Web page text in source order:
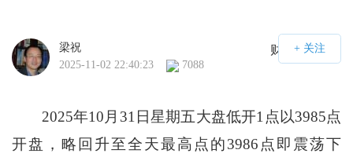
财经号APP
梁祝
2025-11-02 22:40:23
7088
2025年10月31日星期五大盘低开1点以3985点
开盘，略回升至全天最高点的3986点即震荡下